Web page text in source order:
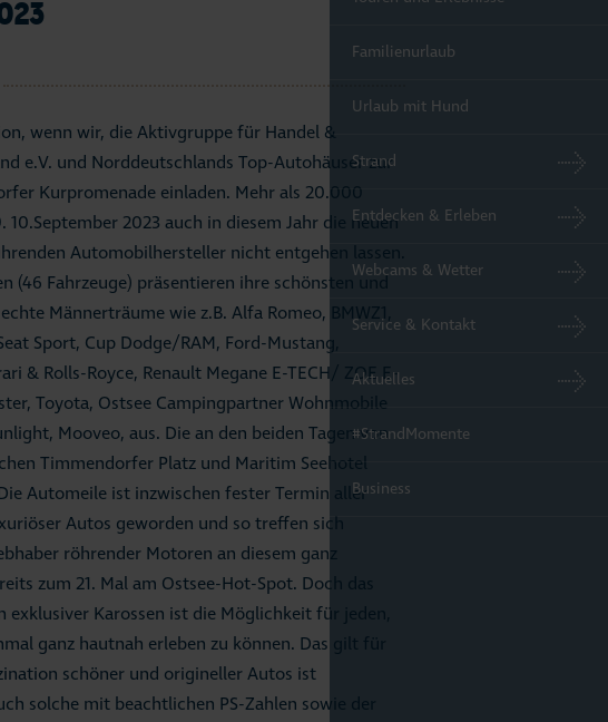
Familienurlaub
Urlaub mit Hund
Strand
Entdecken & Erleben
Webcams & Wetter
Service & Kontakt
Aktuelles
#StrandMomente
Business
wenn wir, die Aktivgruppe für Handel &
e.V. und Norddeutschlands Top-Autohäuser zur
Kurpromenade einladen. Mehr als 20.000
10.September 2023 auch in diesem Jahr die neuen
Automobilhersteller nicht entgehen lassen.
(46 Fahrzeuge) präsentieren ihre schönsten und
Männerträume wie z.B. Alfa Romeo, BMWZ1,
Sport, Cup Dodge/RAM, Ford-Mustang,
& Rolls-Royce, Renault Megane E-TECH/ ZOE E-
Toyota, Ostsee Campingpartner Wohnmobile
Mooveo, aus. Die an den beiden Tagen von
Timmendorfer Platz und Maritim Seehotel
Automeile ist inzwischen fester Termin aller
Autos geworden und so treffen sich
röhrender Motoren an diesem ganz
zum 21. Mal am Ostsee-Hot-Spot. Doch das
exklusiver Karossen ist die Möglichkeit für jeden,
ganz hautnah erleben zu können. Das gilt für
schöner und origineller Autos ist
solche mit beachtlichen PS-Zahlen sowie der